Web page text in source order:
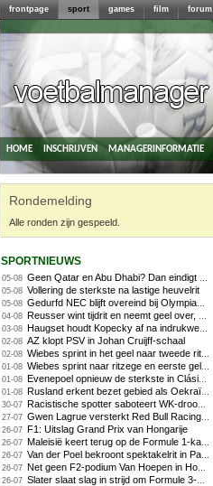
frontpage sport games film forum
home inschrijven managerinformatie
Rondemelding
Alle ronden zijn gespeeld.
sportnieuws
05-08 Geen Qatar en Abu Dhabi? Dan eindigt Formule 1-seizoen mogelijk in Europa
05-08 Vollering de sterkste na lastige heuvelrit
05-08 Gedurfd NEC blijft overeind bij Olympiakos
04-08 Reusser wint tijdrit en neemt geel over, Nooijen knap tweede
03-08 Haugset houdt Kopecky af na indrukwekkende solo van 86 kilometer
02-08 AZ klopt PSV in Johan Cruijff-schaal
02-08 Wiebes sprint in het geel naar tweede ritzege
01-08 Wiebes sprint naar ritzege en eerste gele trui in Tour Femmes
01-08 Evenepoel opnieuw de sterkste in Clásica San Sebastián
01-08 Rusland erkent bezet gebied als Oekraïens voor opheffing IOC-schorsing
30-07 Racistische spotter saboteert WK-droom van powerliftster
27-07 Gwen Lagrue versterkt Red Bull Racing vanaf 2027
26-07 F1: Uitslag Grand Prix van Hongarije
26-07 Maleisië keert terug op de Formule 1-kalender in 2026
26-07 Van der Poel bekroont spektakelrit in Parijs met nipte zege; eindzege Pogacar
26-07 Net geen F2-podium Van Hoepen in Hongarije, Leon maakt indruk
26-07 Slater slaat slag in strijd om Formule 3-kampioenschap op Hungaroring